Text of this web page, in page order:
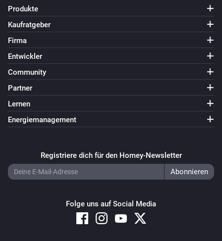
Produkte
Kaufratgeber
Firma
Entwickler
Community
Partner
Lernen
Energiemanagement
Registriere dich für den Homey-Newsletter
Folge uns auf Social Media